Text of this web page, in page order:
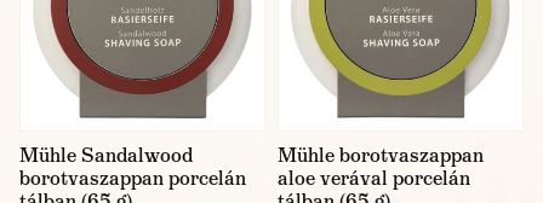
Mühle Sandalwood
borotvaszappan porcelán
Mühle borotvaszappan
aloe verával porcelán